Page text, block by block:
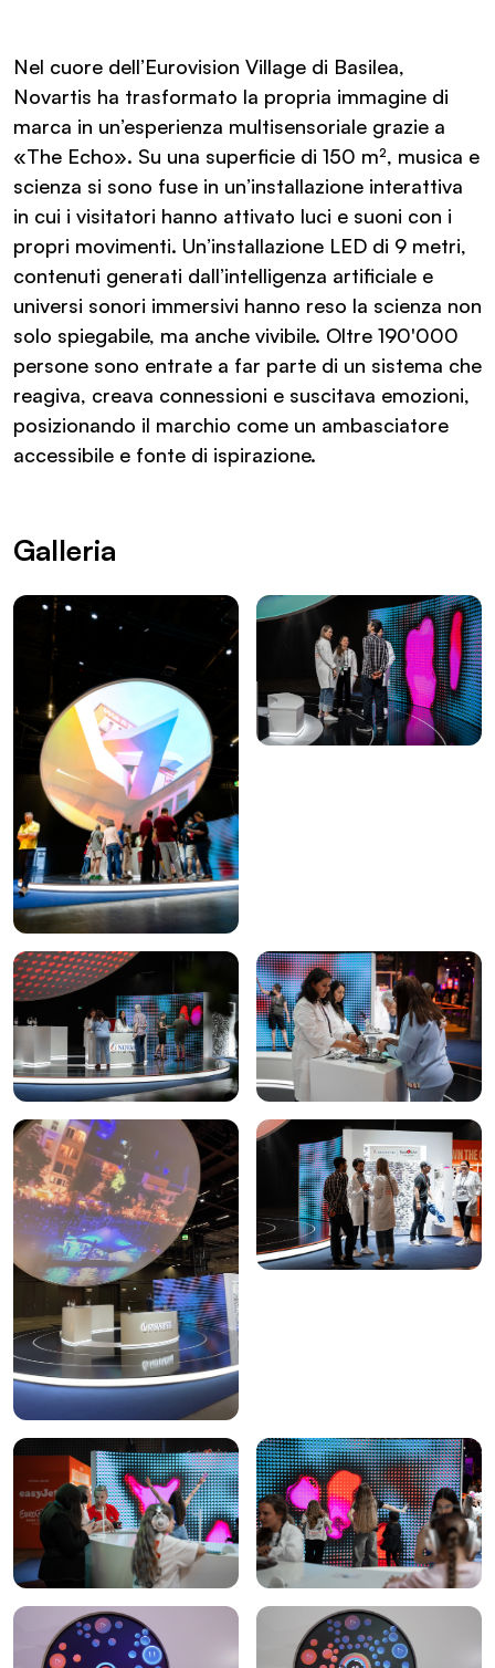
Nel cuore dell’Eurovision Village di Basilea,
Novartis ha trasformato la propria immagine di
marca in un’esperienza multisensoriale grazie a
«The Echo». Su una superficie di 150 m², musica e
scienza si sono fuse in un’installazione interattiva
in cui i visitatori hanno attivato luci e suoni con i
propri movimenti. Un’installazione LED di 9 metri,
contenuti generati dall’intelligenza artificiale e
universi sonori immersivi hanno reso la scienza non
solo spiegabile, ma anche vivibile. Oltre 190'000
persone sono entrate a far parte di un sistema che
reagiva, creava connessioni e suscitava emozioni,
posizionando il marchio come un ambasciatore
accessibile e fonte di ispirazione.
Galleria